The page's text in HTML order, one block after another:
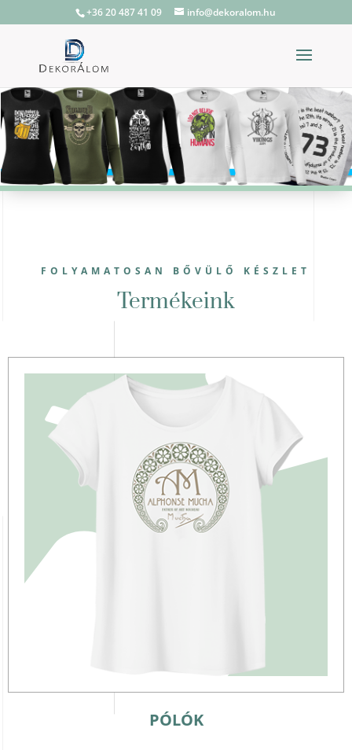
+36 20 487 41 09 info@dekoralom.hu
FOLYAMATOSAN BŐVÜLŐ KÉSZLET
Termékeink
PÓLÓK